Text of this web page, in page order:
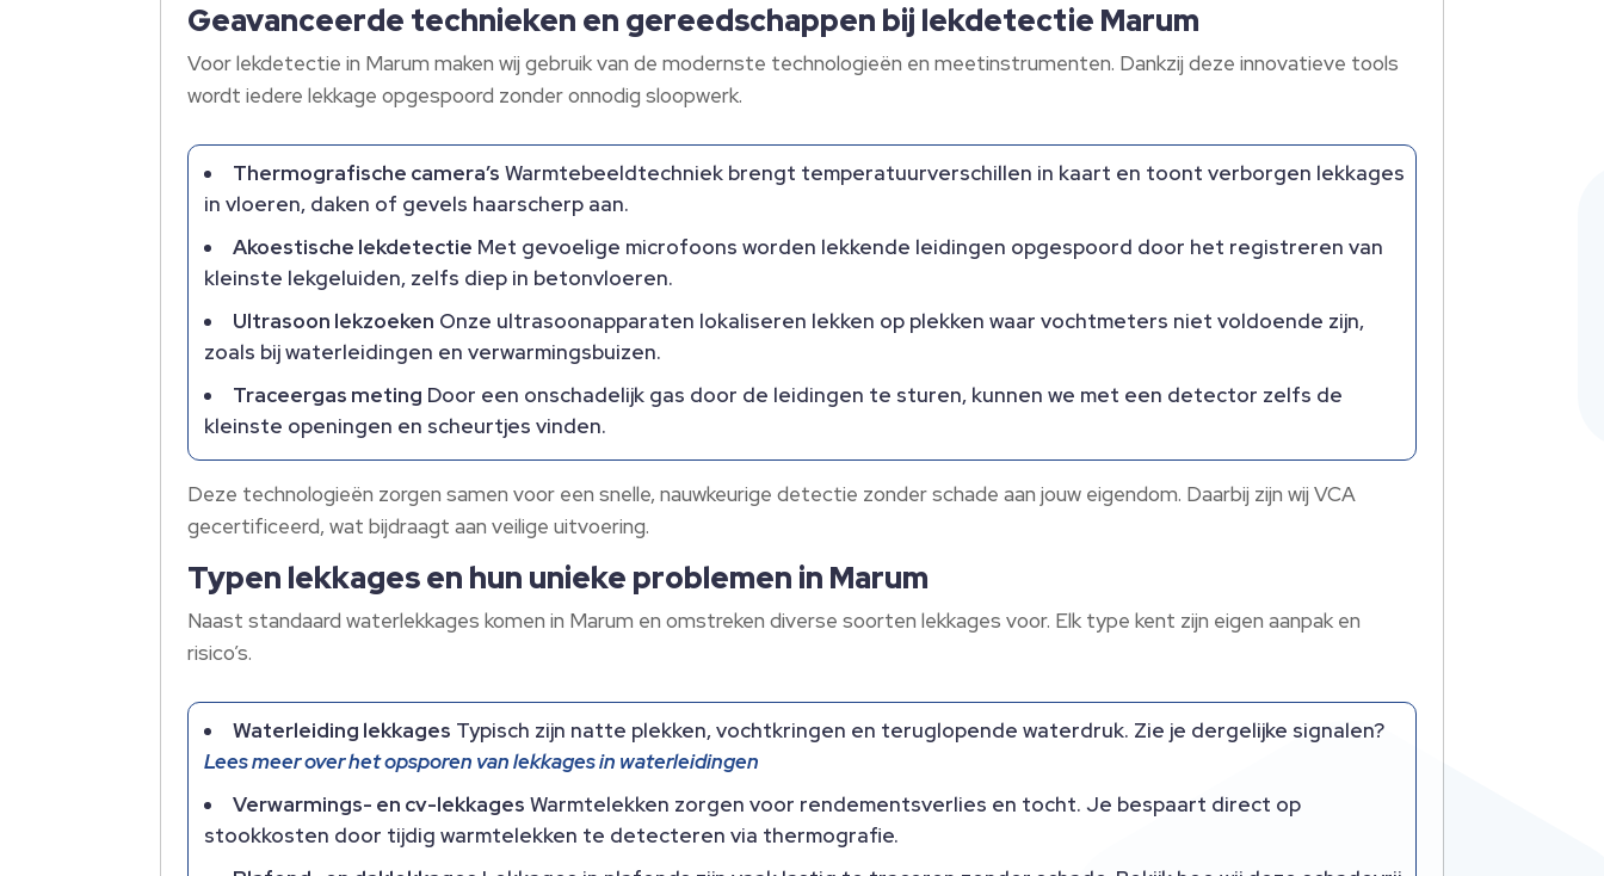
Geavanceerde technieken en gereedschappen bij lekdetectie Marum
Voor lekdetectie in Marum maken wij gebruik van de modernste technologieën en meetinstrumenten. Dankzij deze innovatieve tools
wordt iedere lekkage opgespoord zonder onnodig sloopwerk.
Thermografische camera’s Warmtebeeldtechniek brengt temperatuurverschillen in kaart en toont verborgen lekkages
in vloeren, daken of gevels haarscherp aan.
Akoestische lekdetectie Met gevoelige microfoons worden lekkende leidingen opgespoord door het registreren van
kleinste lekgeluiden, zelfs diep in betonvloeren.
Ultrasoon lekzoeken Onze ultrasoonapparaten lokaliseren lekken op plekken waar vochtmeters niet voldoende zijn,
zoals bij waterleidingen en verwarmingsbuizen.
Traceergas meting Door een onschadelijk gas door de leidingen te sturen, kunnen we met een detector zelfs de
kleinste openingen en scheurtjes vinden.
Deze technologieën zorgen samen voor een snelle, nauwkeurige detectie zonder schade aan jouw eigendom. Daarbij zijn wij VCA
gecertificeerd, wat bijdraagt aan veilige uitvoering.
Typen lekkages en hun unieke problemen in Marum
Naast standaard waterlekkages komen in Marum en omstreken diverse soorten lekkages voor. Elk type kent zijn eigen aanpak en
risico’s.
Waterleiding lekkages Typisch zijn natte plekken, vochtkringen en teruglopende waterdruk. Zie je dergelijke signalen?
Lees meer over het opsporen van lekkages in waterleidingen
Verwarmings- en cv-lekkages Warmtelekken zorgen voor rendementsverlies en tocht. Je bespaart direct op
stookkosten door tijdig warmtelekken te detecteren via thermografie.